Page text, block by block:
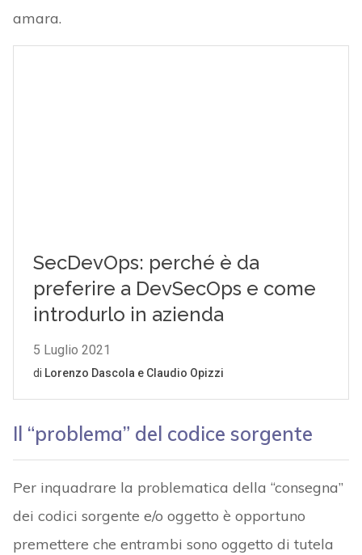
amara.
Il “problema” del codice sorgente
Per inquadrare la problematica della “consegna”
dei codici sorgente e/o oggetto è opportuno
premettere che entrambi sono oggetto di tutela